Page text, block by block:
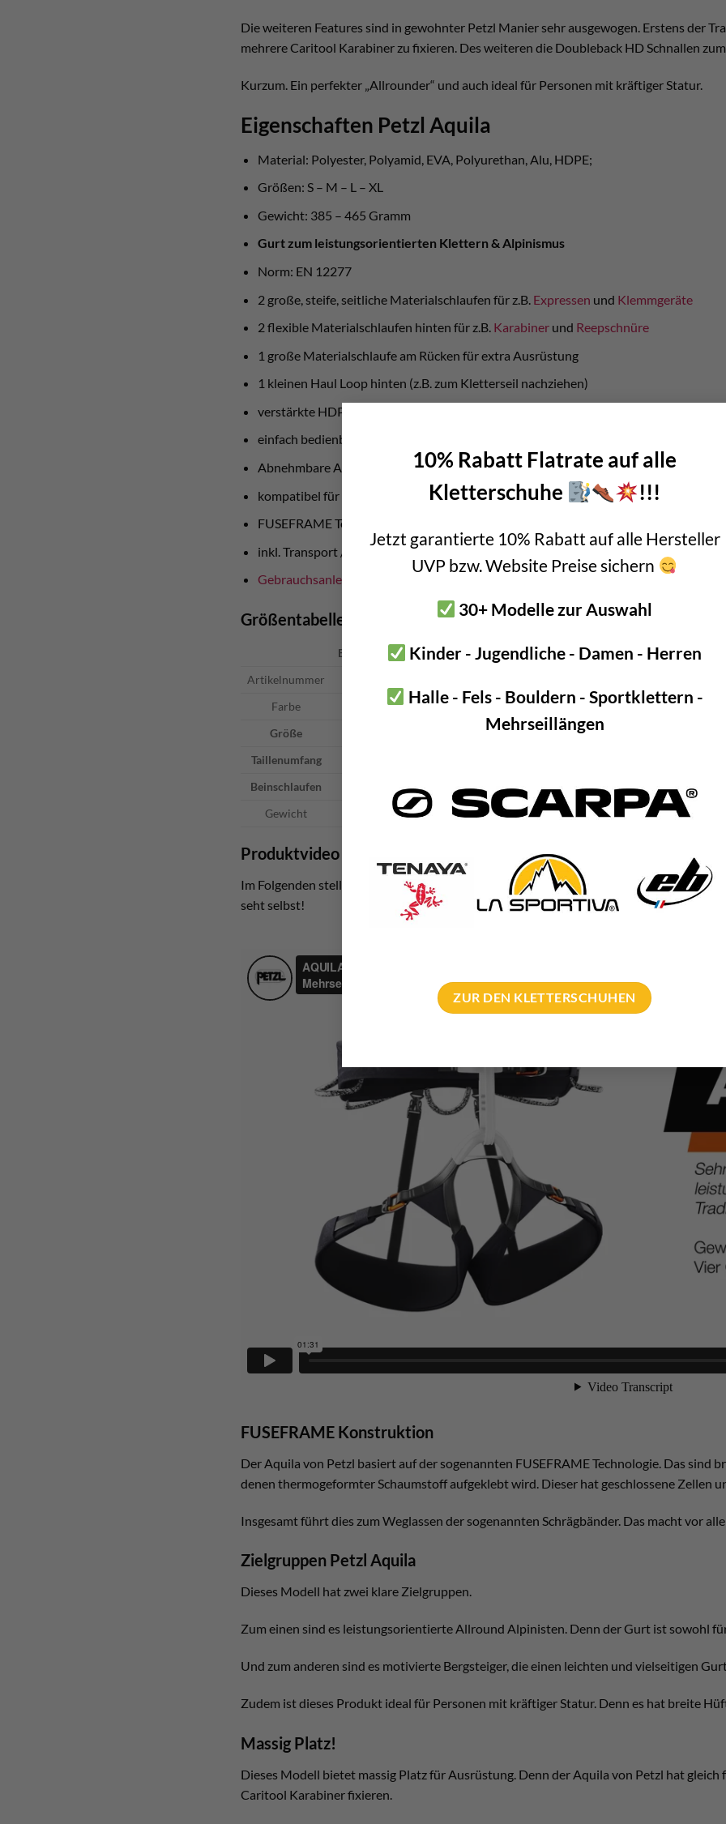
10% Rabatt Flatrate auf alle
Kletterschuhe
!!!
Jetzt garantierte 10% Rabatt auf alle Hersteller
UVP bzw. Website Preise sichern
30+ Modelle zur Auswahl
Kinder - Jugendliche - Damen - Herren
Halle - Fels - Bouldern - Sportklettern -
Mehrseillängen
ZUR DEN KLETTERSCHUHEN
Die weiteren Features sind in gewohnter Petzl Manier sehr ausgewogen. Erstens der
mehrere Caritool Karabiner zu fixieren. Des weiteren die Doubleback HD Schnallen
Kurzum. Ein perfekter „Allrounder“ und auch ideal für Personen mit kräftiger Statur.
Eigenschaften Petzl Aquila
Material: Polyester, Polyamid, EVA, Polyurethan, Alu, HDPE;
Größen: S – M – L – XL
Gewicht: 385 – 465 Gramm
Gurt zum leistungsorientierten Klettern & Alpinismus
Norm: EN 12277
2 große, steife, seitliche Materialschlaufen für z.B. Expressen und Klemmgeräte
2 flexible Materialschlaufen hinten für z.B. Karabinerund Reepschnüre
1 große Materialschlaufe am Rücken für extra Ausrüstung
1 kleinen Haul Loop hinten (z.B. zum Kletterseil nachziehen)
verstärkte HDPE Bänder an den Anseilschlaufen für lange Lebensdauer
einfach bedienbare Double-Back HD Schnallen
Abnehmbare Aufhängung der Beinschlaufen
kompatibel für mehrere Caritool Karabiner
FUSEFRAME Technologie – keine Schrägbändermehr und somit sehr komfortabel
inkl. Transport / Aufbewahrungsbeutel
Gebrauchsanleitung
Größentabelle
Eigenschaften Petzl Aquila
Artikelnummer
Farbe
Black Black
Black
Größe
L
Taillenumfang
Beinschlaufen
52-62 cm
55-65 cm
Gewicht
405 g 435 g
Produktvideo zum Aquila
Im Folgenden stellt Petzl den Aquila nochmals näher vor. Eines kommt gut heraus.
seht selbst!
FUSEFRAME Konstruktion
Der Aquila von Petzl basiert auf der sogenannten FUSEFRAME Technologie. Das sind
denen thermogeformter Schaumstoff aufgeklebt wird. Dieser hat geschlossene Zellen
Insgesamt führt dies zum Weglassen der sogenannten Schrägbänder. Das macht vor
Zielgruppen Petzl Aquila
Dieses Modell hat zwei klare Zielgruppen.
Zum einen sind es leistungsorientierte Allround Alpinisten. Denn der Gurt ist sowohl
Und zum anderen sind es motivierte Bergsteiger, die einen leichten und vielseitigen
Zudem ist dieses Produkt ideal für Personen mit kräftiger Statur. Denn es hat breite
Massig Platz!
Dieses Modell bietet massig Platz für Ausrüstung. Denn der Aquila von Petzl hat
Caritool Karabiner fixieren.